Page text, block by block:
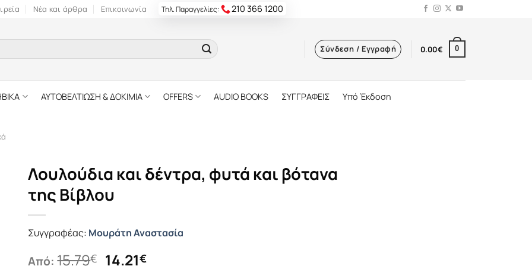
Νέα και άρθρα Επικοινωνία Τηλ. Παραγγελίες: 210 366 1200
Σύνδεση / Εγγραφή 0.00€ 0
ΑΥΤΟΒΕΛΤΙΩΣΗ & ΔΟΚΙΜΙΑ OFFERS AUDIO BOOKS ΣΥΓΓΡΑΦΕΙΣ Υπό Έκδοση
Λουλούδια και δέντρα, φυτά και βότανα
της Bίβλου
Συγγραφέας: Μουράτη Αναστασία
Από:15.79€ Original
14.21€Η